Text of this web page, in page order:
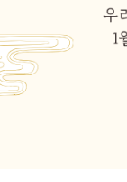
학교와 함께
사회서비스